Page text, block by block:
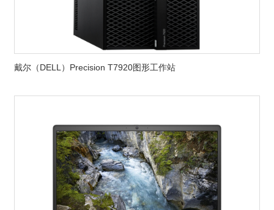
戴尔（DELL）Precision T7920图形工作站